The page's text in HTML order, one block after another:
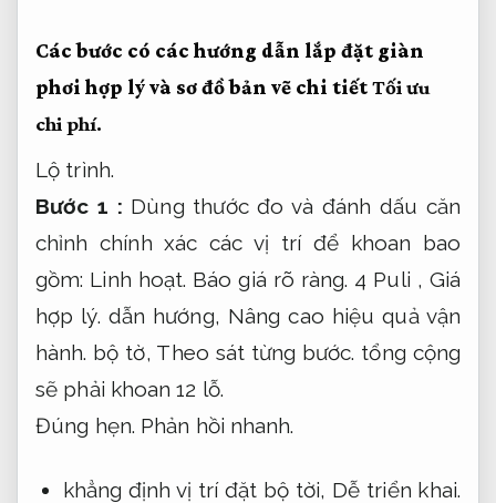
Các bước có các hướng dẫn lắp đặt giàn
phơi hợp lý và sơ đồ bản vẽ chi tiếtTối ưu
chi phí.
Lộ trình.
Bước 1 : Dùng thước đo và đánh dấu căn
chỉnh chính xác các vị trí để khoan bao
gồm: Linh hoạt. Báo giá rõ ràng. 4 Puli , Giá
hợp lý. dẫn hướng, Nâng cao hiệu quả vận
hành. bộ tờ, Theo sát từng bước. tổng cộng
sẽ phải khoan 12 lỗ.
Đúng hẹn. Phản hồi nhanh.
khẳng định vị trí đặt bộ tời, Dễ triển khai.